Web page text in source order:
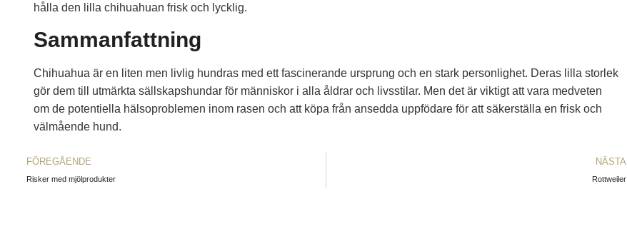
hålla den lilla chihuahuan frisk och lycklig.
Sammanfattning
Chihuahua är en liten men livlig hundras med ett fascinerande ursprung och en stark personlighet. Deras lilla storlek
gör dem till utmärkta sällskapshundar för människor i alla åldrar och livsstilar. Men det är viktigt att vara medveten
om de potentiella hälsoproblemen inom rasen och att köpa från ansedda uppfödare för att säkerställa en frisk och
välmående hund.
FÖREGÅENDE
Risker med mjölprodukter
NÄSTA
Rottweiler